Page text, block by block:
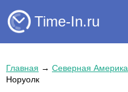
Time-In.ru
Главная → Северная Америка
Норуолк